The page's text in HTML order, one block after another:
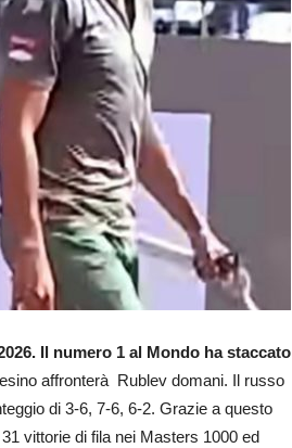
Il numero 1 al Mondo ha staccato
affronterà Rublev domani. Il russo
di 3-6, 7-6, 6-2. Grazie a questo
vittorie di fila nei Masters 1000 ed